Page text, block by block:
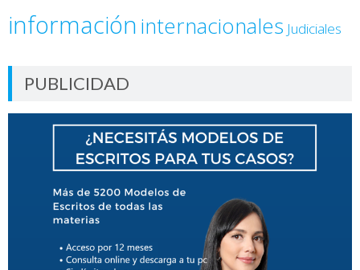
información internacionales Judiciales
PUBLICIDAD